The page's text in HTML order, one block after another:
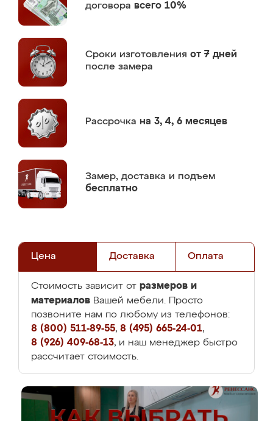
договора всего 10%
Сроки изготовления от 7 дней
после замера
Рассрочка на 3, 4, 6 месяцев
Замер, доставка и подъем
бесплатно
Цена Доставка Оплата
Стоимость зависит от размеров и
материалов Вашей мебели. Просто
позвоните нам по любому из телефонов:
8 (800) 511-89-55, 8 (495) 665-24-01,
8 (926) 409-68-13, и наш менеджер быстро
рассчитает стоимость.